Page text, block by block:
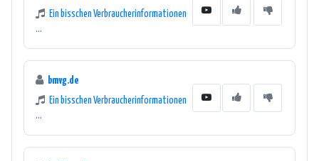
Ein bisschen Verbraucherinformationen
...
bmvg.de
Ein bisschen Verbraucherinformationen
...